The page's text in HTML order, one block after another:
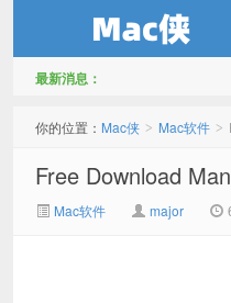
最新消息：
你的位置： Mac侠 > Mac软件 >
Free Download
Mac软件 major